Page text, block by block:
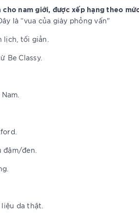
nam giới, được xếp hạng theo
là “vua của giày phỏng vấn"
lịch, tối giản.
Be Classy.
đậm/đen.
da thật.